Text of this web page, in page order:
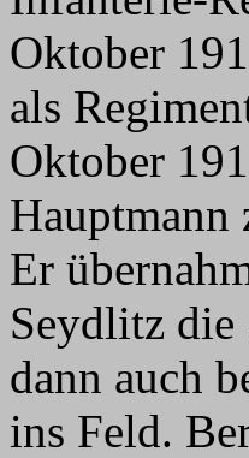
Oktober
als
Oktober
Hauptmann
Er
Seydlitz die
dann auch
ins Feld.